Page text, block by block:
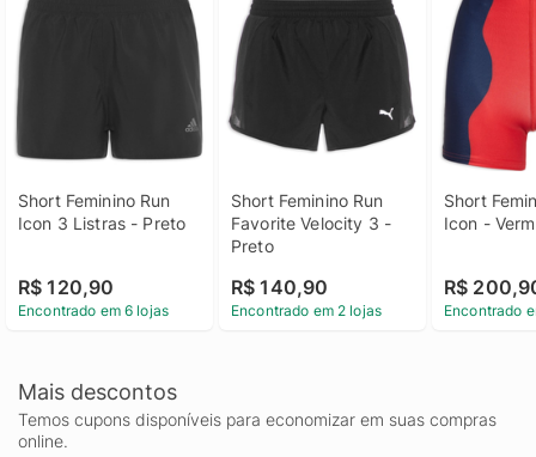
Short Feminino Run
Icon 3 Listras - Preto
R$ 120,90
Encontrado em 6 lojas
Short Feminino Run
Favorite Velocity 3 -
Preto
R$ 140,90
Encontrado em 2 lojas
Short
Icon -
R$
Encontrado
Mais descontos
Temos cupons disponíveis para economizar em suas compras
online.